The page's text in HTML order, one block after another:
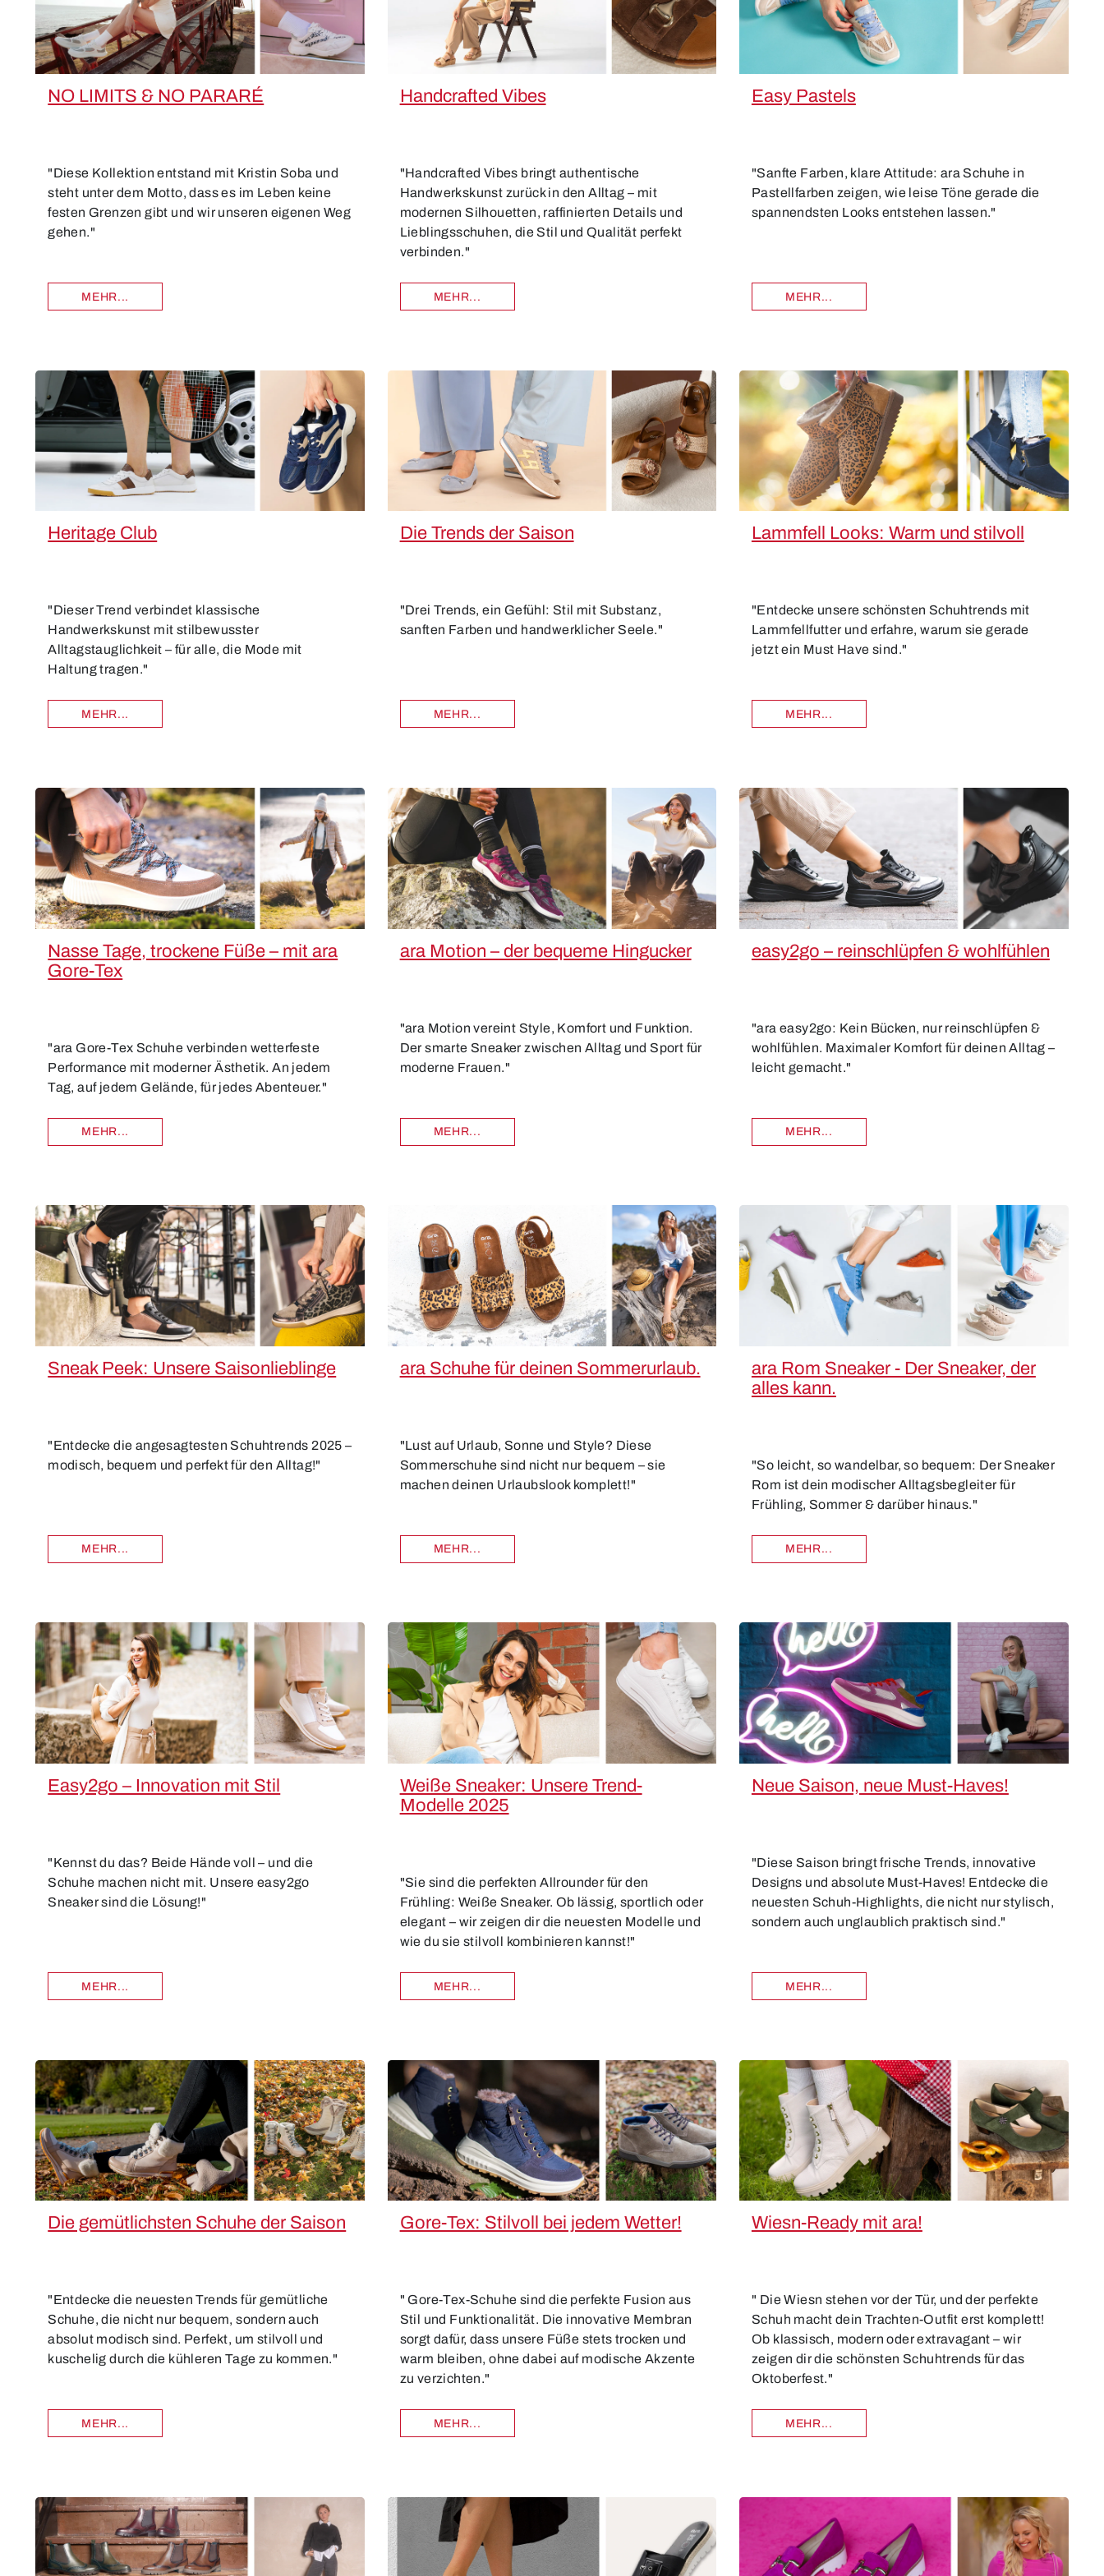
NO LIMITS & NO PARARÉ
"Diese Kollektion entstand mit Kristin Soba und
steht unter dem Motto, dass es im Leben keine
festen Grenzen gibt und wir unseren eigenen Weg
gehen."
MEHR...
Handcrafted Vibes
"Handcrafted Vibes bringt authentische
Handwerkskunst zurück in den Alltag – mit
modernen Silhouetten, raffinierten Details und
Lieblingsschuhen, die Stil und Qualität perfekt
verbinden."
MEHR...
Easy Pastels
"Sanfte Farben, klare Attitude: ara Schuhe in
Pastellfarben zeigen, wie leise Töne gerade die
spannendsten Looks entstehen lassen."
MEHR...
Heritage Club
"Dieser Trend verbindet klassische
Handwerkskunst mit stilbewusster
Alltagstauglichkeit – für alle, die Mode mit
Haltung tragen."
MEHR...
Die Trends der Saison
"Drei Trends, ein Gefühl: Stil mit Substanz,
sanften Farben und handwerklicher Seele."
MEHR...
Lammfell Looks: Warm und stilvoll
"Entdecke unsere schönsten Schuhtrends mit
Lammfellfutter und erfahre, warum sie gerade
jetzt ein Must Have sind."
MEHR...
Nasse Tage, trockene Füße – mit ara
Gore-Tex
"ara Gore‑Tex Schuhe verbinden wetterfeste
Performance mit moderner Ästhetik. An jedem
Tag, auf jedem Gelände, für jedes Abenteuer."
MEHR...
ara Motion – der bequeme Hingucker
"ara Motion vereint Style, Komfort und Funktion.
Der smarte Sneaker zwischen Alltag und Sport für
moderne Frauen."
MEHR...
easy2go – reinschlüpfen & wohlfühlen
"ara easy2go: Kein Bücken, nur reinschlüpfen &
wohlfühlen. Maximaler Komfort für deinen Alltag –
leicht gemacht."
MEHR...
Sneak Peek: Unsere Saisonlieblinge
"Entdecke die angesagtesten Schuhtrends 2025 –
modisch, bequem und perfekt für den Alltag!"
MEHR...
ara Schuhe für deinen Sommerurlaub.
"Lust auf Urlaub, Sonne und Style? Diese
Sommerschuhe sind nicht nur bequem – sie
machen deinen Urlaubslook komplett!"
MEHR...
ara Rom Sneaker - Der Sneaker, der
alles kann.
"So leicht, so wandelbar, so bequem: Der Sneaker
Rom ist dein modischer Alltagsbegleiter für
Frühling, Sommer & darüber hinaus."
MEHR...
Easy2go – Innovation mit Stil
"Kennst du das? Beide Hände voll – und die
Schuhe machen nicht mit. Unsere easy2go
Sneaker sind die Lösung!"
MEHR...
Weiße Sneaker: Unsere Trend-
Modelle 2025
"Sie sind die perfekten Allrounder für den
Frühling: Weiße Sneaker. Ob lässig, sportlich oder
elegant – wir zeigen dir die neuesten Modelle und
wie du sie stilvoll kombinieren kannst!"
MEHR...
Neue Saison, neue Must-Haves!
"Diese Saison bringt frische Trends, innovative
Designs und absolute Must-Haves! Entdecke die
neuesten Schuh-Highlights, die nicht nur stylisch,
sondern auch unglaublich praktisch sind."
MEHR...
Die gemütlichsten Schuhe der Saison
"Entdecke die neuesten Trends für gemütliche
Schuhe, die nicht nur bequem, sondern auch
absolut modisch sind. Perfekt, um stilvoll und
kuschelig durch die kühleren Tage zu kommen."
MEHR...
Gore-Tex: Stilvoll bei jedem Wetter!
" Gore-Tex-Schuhe sind die perfekte Fusion aus
Stil und Funktionalität. Die innovative Membran
sorgt dafür, dass unsere Füße stets trocken und
warm bleiben, ohne dabei auf modische Akzente
zu verzichten."
MEHR...
Wiesn-Ready mit ara!
" Die Wiesn stehen vor der Tür, und der perfekte
Schuh macht dein Trachten-Outfit erst komplett!
Ob klassisch, modern oder extravagant – wir
zeigen dir die schönsten Schuhtrends für das
Oktoberfest."
MEHR...